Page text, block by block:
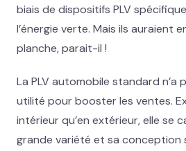
biais de dispositifs PLV
l’énergie verte. Mais ils auraient
planche, parait-il !
La PLV automobile standard n’a
utilité pour booster les ventes.
intérieur qu’en extérieur, elle se
grande variété et sa conception